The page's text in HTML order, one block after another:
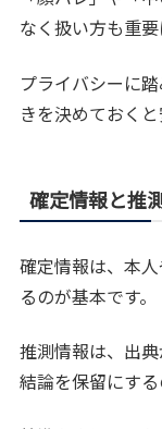
なく扱い方も重要
プライバシーに
きを決めておくと
確定情報と推
確定情報は、本
るのが基本です。
推測情報は、出
結論を保留にする